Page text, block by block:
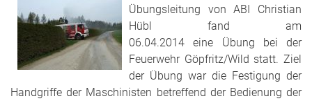
Übungsleitung von ABI Christian
Hübl fand am
06.04.2014 eine Übung bei der
Feuerwehr Göpfritz/Wild statt. Ziel
der Übung war die Festigung der
Handgriffe der Maschinisten betreffend der Bedienung der